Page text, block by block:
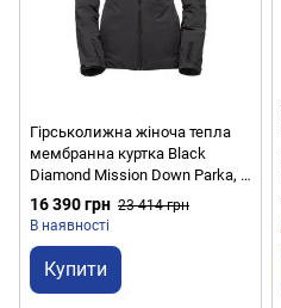
Гірськолижна жіноча тепла
мембранна куртка Black
Diamond Mission Down Parka, S
- Smoke (BD XNJ9.022-S)
16 390 грн 23 414 грн
В наявності
Купити